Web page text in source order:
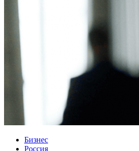
Бизнес
Россия